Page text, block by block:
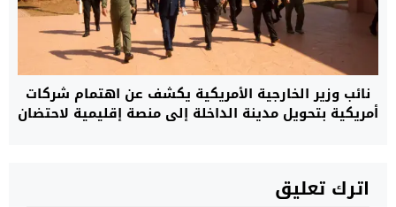
نائب وزير الخارجية الأمريكية يكشف عن اهتمام شركات
أمريكية بتحويل مدينة الداخلة إلى منصة إقليمية لاحتضان
اترك تعليق